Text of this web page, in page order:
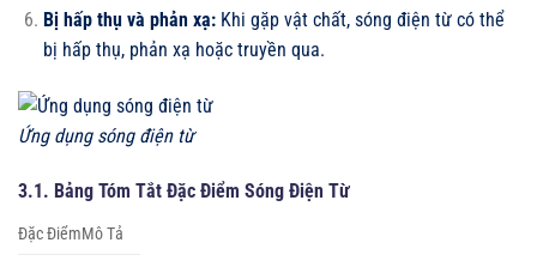
Bị hấp thụ và phản xạ:Khi gặp vật chất, sóng điện từ có thể
bị hấp thụ, phản xạ hoặc truyền qua.
Ứng dụng sóng điện từ
3.1. Bảng Tóm Tắt Đặc Điểm Sóng Điện Từ
Đặc ĐiểmMô Tả